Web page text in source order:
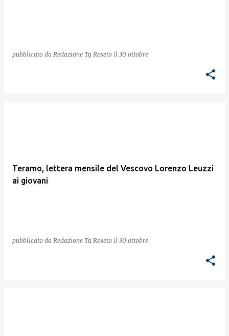
pubblicato da Redazione Tg Roseto il 30 ottobre
Teramo, lettera mensile del Vescovo Lorenzo Leuzzi
ai giovani
pubblicato da Redazione Tg Roseto il 30 ottobre